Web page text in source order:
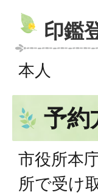
印鑑
本人
予約
市役所本
所で受け